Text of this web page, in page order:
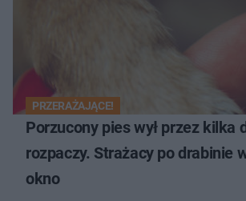
PRZERAŻAJĄCE!
Porzucony pies wył przez kilka
rozpaczy. Strażacy po drabinie
okno